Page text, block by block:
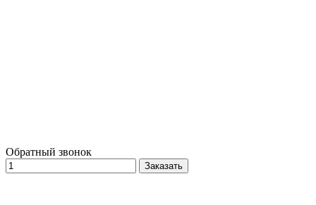
Обратный звонок
Заказать